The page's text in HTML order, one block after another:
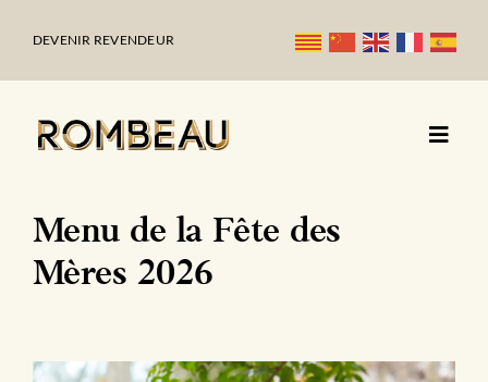
DEVENIR REVENDEUR
Menu de la Fête des
Mères 2026